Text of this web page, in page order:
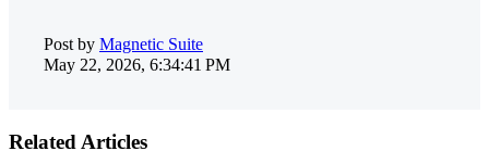
Post by Magnetic Suite
May 22, 2026, 6:34:41 PM
Related Articles